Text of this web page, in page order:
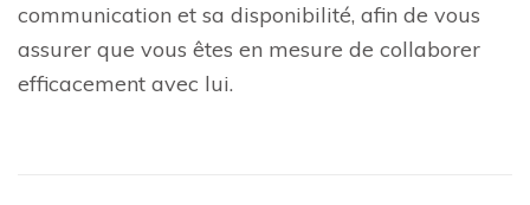
communication et sa disponibilité, afin de vous
assurer que vous êtes en mesure de collaborer
efficacement avec lui.